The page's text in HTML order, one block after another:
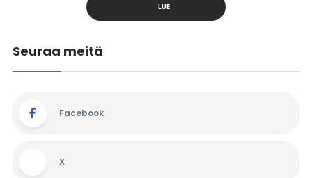
LUE
Seuraa meitä
Facebook
X